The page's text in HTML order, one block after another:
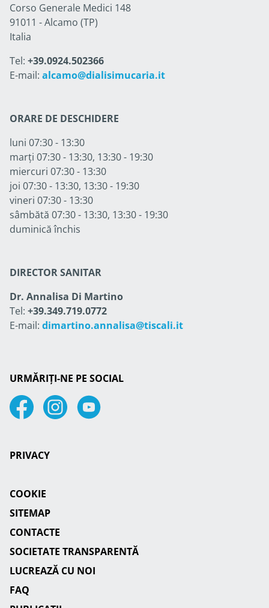
PRIVACY
COOKIE
SITEMAP
CONTACTE
SOCIETATE TRANSPARENTĂ
LUCREAZĂ CU NOI
FAQ
Corso Generale Medici 148
91011 - Alcamo (TP)
Italia
Tel: +39.0924.502366
E-mail: alcamo@dialisimucaria.it
ORARE DE DESCHIDERE
luni 07:30 - 13:30
marți 07:30 - 13:30, 13:30 - 19:30
miercuri 07:30 - 13:30
joi 07:30 - 13:30, 13:30 - 19:30
vineri 07:30 - 13:30
sâmbătă 07:30 - 13:30, 13:30 - 19:30
duminică închis
DIRECTOR SANITAR
Dr. Annalisa Di Martino
Tel: +39.349.719.0772
E-mail: dimartino.annalisa@tiscali.it
URMĂRIȚI-NE PE SOCIAL
FacebookInstagramYoutube